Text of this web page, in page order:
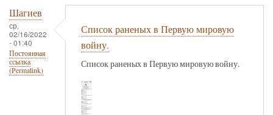
Шагиев
ср,
02/16/2022
- 01:40
Постоянная
ссылка
(Permalink)
Список раненых в Первую мировую
войну.
Список раненых в Первую мировую войну.